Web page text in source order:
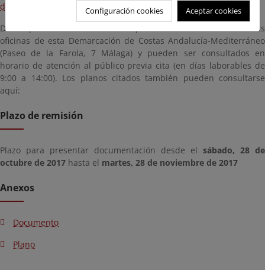
dcmalaga@mapama.es
Dichos planos con la delimitación provisional se encuentran en las
oficinas de esta Demarcación de Costas Andalucía-Mediterráneo
(Paseo de la Farola, 7 Málaga) y pueden ser consultados en
horario de atención al público previa cita (en días laborables de
9:00 a 14:00). Los planos citados también pueden consultarse
aquí:
Plazo de remisión
Plazo para presentar documentación desde el sábado, 28 de
octubre de 2017 hasta el martes, 28 de noviembre de 2017
Anexos
Documento
Plano
Configuración cookies Aceptar cookies